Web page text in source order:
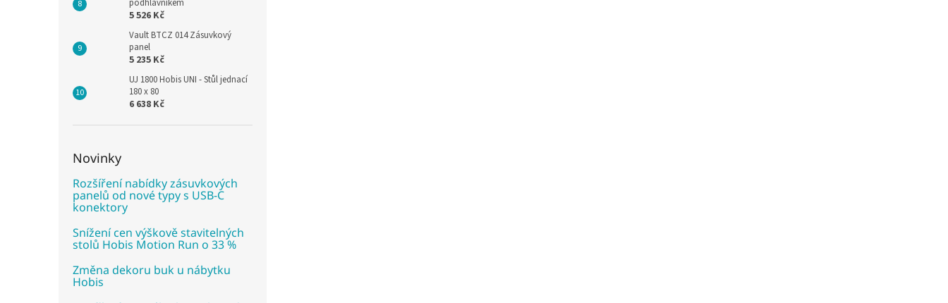
podhlavníkem
5 526 Kč
Vault BTCZ 014 Zásuvkový
panel
5 235 Kč
UJ 1800 Hobis UNI - Stůl jednací
180 x 80
6 638 Kč
Novinky
Rozšíření nabídky zásuvkových
panelů od nové typy s USB-C
konektory
Snížení cen výškově stavitelných
stolů Hobis Motion Run o 33 %
Změna dekoru buk u nábytku
Hobis